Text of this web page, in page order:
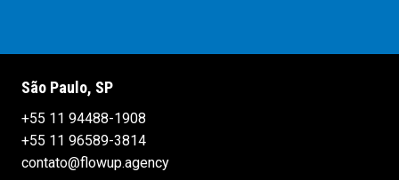
São Paulo, SP
+55 11 94488-1908
+55 11 96589-3814
contato@flowup.agency